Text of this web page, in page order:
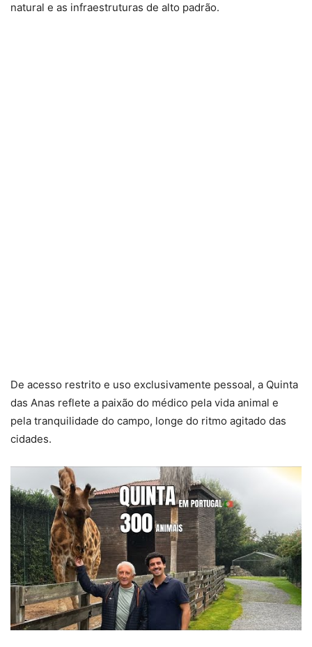
natural e as infraestruturas de alto padrão.
De acesso restrito e uso exclusivamente pessoal, a Quinta
das Anas reflete a paixão do médico pela vida animal e
pela tranquilidade do campo, longe do ritmo agitado das
cidades.